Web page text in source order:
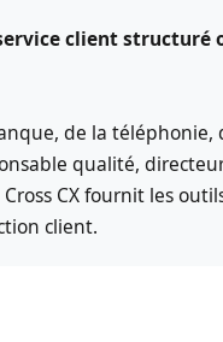
client structuré
de la téléphonie,
qualité,
CX fournit les
client.